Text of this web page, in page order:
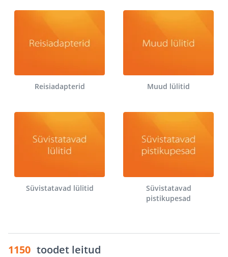
Reisiadapterid Muud lülitid
Süvistatavad lülitid
Süvistatavad
pistikupesad
1150 toodet leitud